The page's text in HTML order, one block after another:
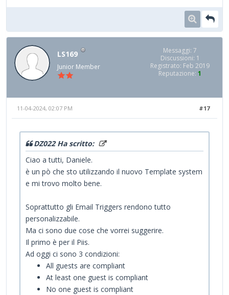
LS169
Junior Member
Messaggi: 7
Discussioni: 1
Registrato: Feb 2019
Reputazione: 1
#17
11-04-2024, 02:07 PM
DZ022 Ha scritto:
Ciao a tutti, Daniele.
è un pò che sto utilizzando il nuovo Template system
e mi trovo molto bene.
Soprattutto gli Email Triggers rendono tutto
personalizzabile.
Ma ci sono due cose che vorrei suggerire.
Il primo è per il Piis.
Ad oggi ci sono 3 condizioni:
All guests are compliant
At least one guest is compliant
No one guest is compliant